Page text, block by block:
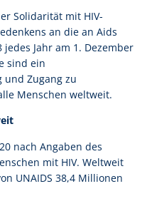
Solidarität mit HIV-
an die an Aids
Jahr am 1. Dezember
sind ein
Zugang zu
Menschen weltweit.
nach Angaben des
mit HIV. Weltweit
UNAIDS 38,4 Millionen